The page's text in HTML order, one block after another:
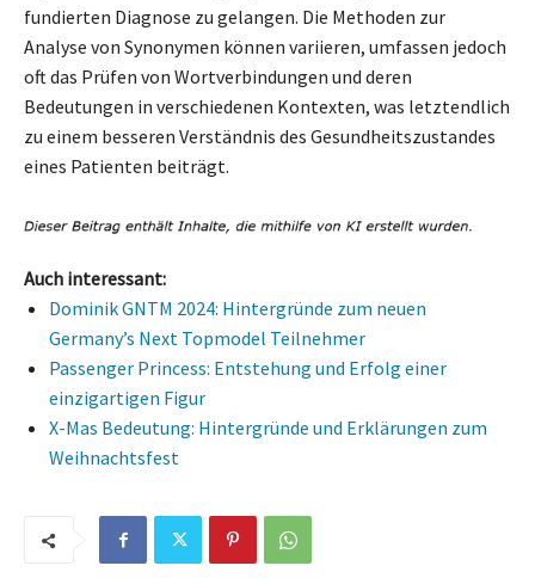
fundierten Diagnose zu gelangen. Die Methoden zur
Analyse von Synonymen können variieren, umfassen jedoch
oft das Prüfen von Wortverbindungen und deren
Bedeutungen in verschiedenen Kontexten, was letztendlich
zu einem besseren Verständnis des Gesundheitszustandes
eines Patienten beiträgt.
Auch interessant:
Dominik GNTM 2024: Hintergründe zum neuen
Germany’s Next Topmodel Teilnehmer
Passenger Princess: Entstehung und Erfolg einer
einzigartigen Figur
X-Mas Bedeutung: Hintergründe und Erklärungen zum
Weihnachtsfest